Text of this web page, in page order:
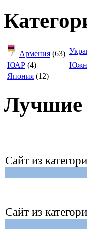
Армения (63)
ЮАР (4)
Япония (12)
Лучшие
Сайт из
Сайт из